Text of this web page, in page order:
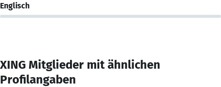
Englisch
XING Mitglieder mit ähnlichen
Profilangaben